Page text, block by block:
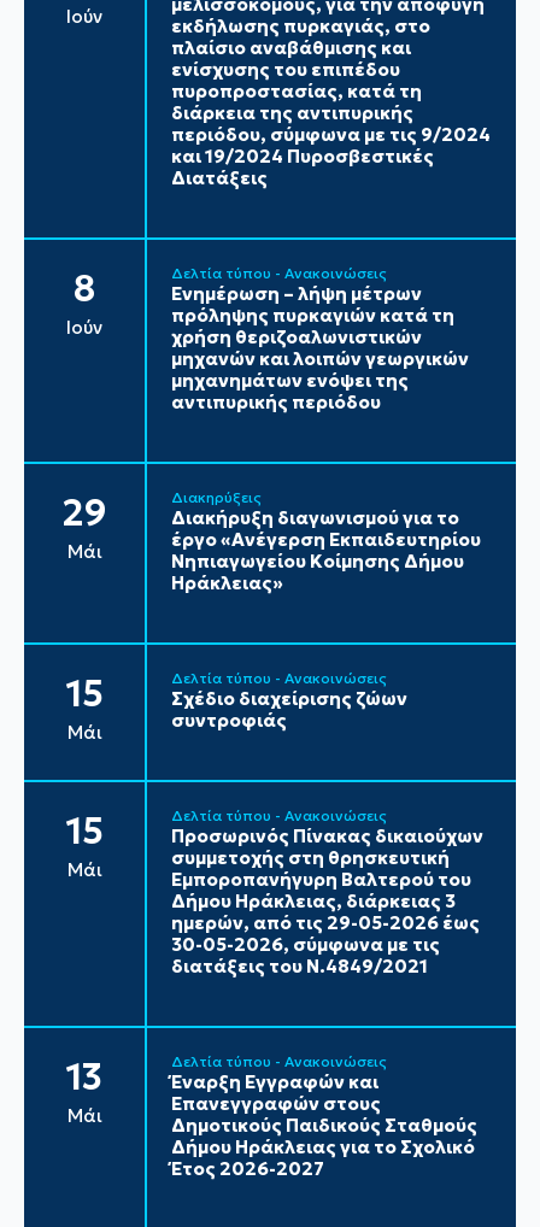
Ιούν
μελισσοκόμους, για την αποφυγή
εκδήλωσης πυρκαγιάς, στο
πλαίσιο αναβάθμισης και
ενίσχυσης του επιπέδου
πυροπροστασίας, κατά τη
διάρκεια της αντιπυρικής
περιόδου, σύμφωνα με τις 9/2024
και 19/2024 Πυροσβεστικές
Διατάξεις
8
Ιούν
Δελτία τύπου - Ανακοινώσεις
Ενημέρωση – λήψη μέτρων
πρόληψης πυρκαγιών κατά τη
χρήση θεριζοαλωνιστικών
μηχανών και λοιπών γεωργικών
μηχανημάτων ενόψει της
αντιπυρικής περιόδου
29
Μάι
Διακηρύξεις
Διακήρυξη διαγωνισμού για το
έργο «Ανέγερση Εκπαιδευτηρίου
Νηπιαγωγείου Κοίμησης Δήμου
Ηράκλειας»
15
Μάι
Δελτία τύπου - Ανακοινώσεις
Σχέδιο διαχείρισης ζώων
συντροφιάς
15
Μάι
Δελτία τύπου - Ανακοινώσεις
Προσωρινός Πίνακας δικαιούχων
συμμετοχής στη θρησκευτική
Εμποροπανήγυρη Βαλτερού του
Δήμου Ηράκλειας, διάρκειας 3
ημερών, από τις 29-05-2026 έως
30-05-2026, σύμφωνα με τις
διατάξεις του Ν.4849/2021
13
Μάι
Δελτία τύπου - Ανακοινώσεις
Έναρξη Εγγραφών και
Επανεγγραφών στους
Δημοτικούς Παιδικούς Σταθμούς
Δήμου Ηράκλειας για το Σχολικό
Έτος 2026-2027